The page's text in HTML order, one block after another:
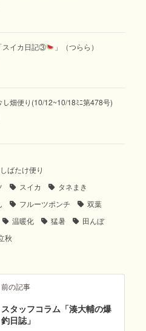
スイカ日記③ 」（つらら）
し畑便り(10/12~10/18ﾐﾆ第478号)
ばたけ便り
スイカ
タネまき
フルーツポンチ
双葉
温暖化 猛暑
田んぼ
秋
前の記事
スタッフコラム「湊大輔の爆
釣日誌」